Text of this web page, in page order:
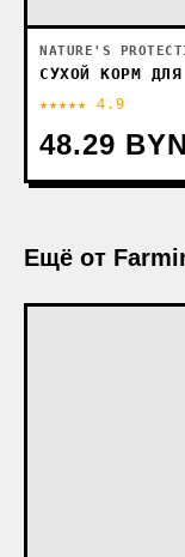
NATURE'S
СУХОЙ КОРМ ДЛЯ
★★★★★ 4.9
48.29 BYN
Ещё от